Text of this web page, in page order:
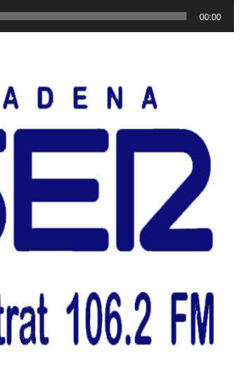
00:00